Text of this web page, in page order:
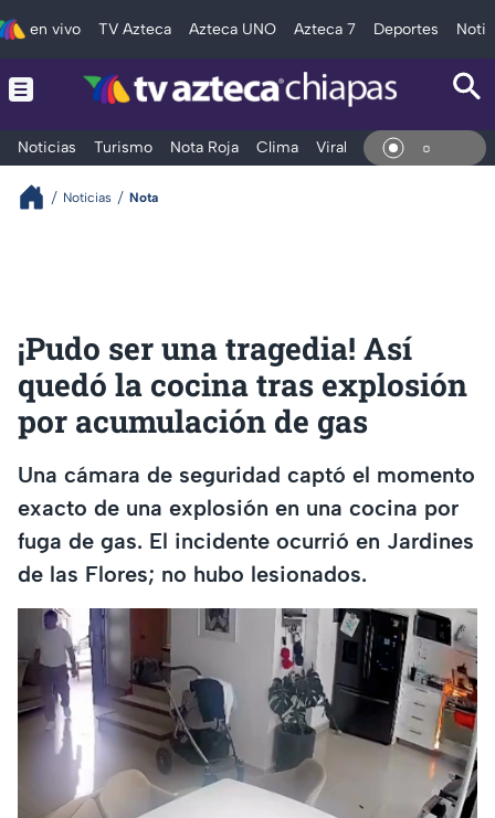
en vivo TV Azteca Azteca UNO Azteca 7 Deportes
Noticias Turismo Nota Roja Clima Viral y Tendencia En
Noticias Nota
¡Pudo ser una tragedia! Así
quedó la cocina tras explosión
por acumulación de gas
Una cámara de seguridad captó el momento
exacto de una explosión en una cocina por
fuga de gas. El incidente ocurrió en Jardines
de las Flores; no hubo lesionados.